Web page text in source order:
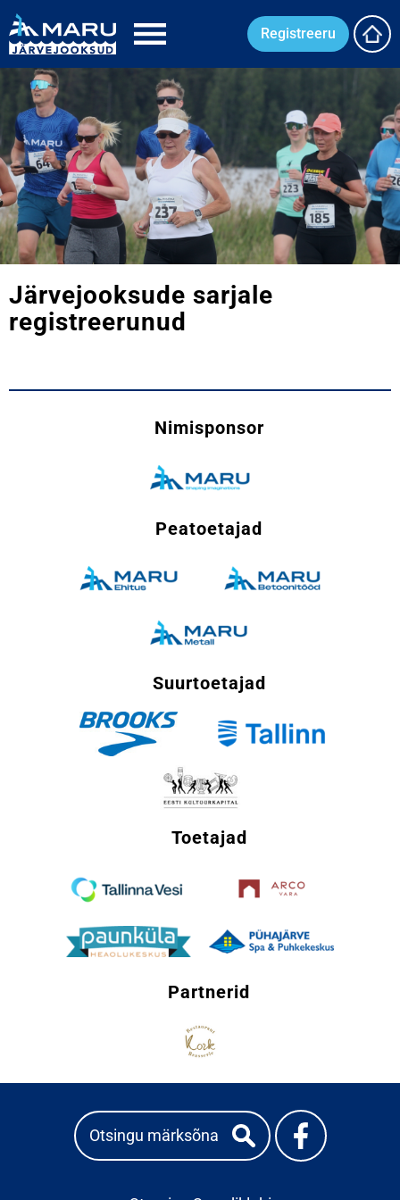
Registreeru
Järvejooksude sarjale
registreerunud
Nimisponsor
Peatoetajad
Suurtoetajad
Toetajad
Partnerid